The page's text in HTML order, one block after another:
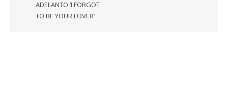
ADELANTO ‘I FORGOT
TO BE YOUR LOVER’